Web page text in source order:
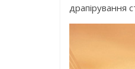
драпірування